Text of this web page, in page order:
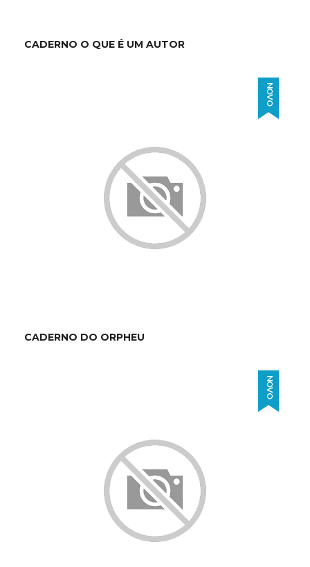
CADERNO O QUE É UM AUTOR
NOVO
CADERNO DO ORPHEU
NOVO